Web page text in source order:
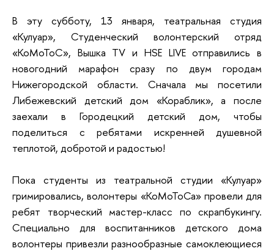
В эту субботу, 13 января, театральная студия
«Кулуар», Студенческий волонтерский отряд
«КоМоТоС», Вышка TV и HSE LIVE отправились в
новогодний марафон сразу по двум городам
Нижегородской области. Сначала мы посетили
Либежевский детский дом «Кораблик», а после
заехали в Городецкий детский дом, чтобы
поделиться с ребятами искренней душевной
теплотой, добротой и радостью!
Пока студенты из театральной студии «Кулуар»
гримировались, волонтеры «КоМоТоСа» провели для
ребят творческий мастер-класс по скрапбукингу.
Специально для воспитанников детского дома
волонтеры привезли разнообразные самоклеющиеся